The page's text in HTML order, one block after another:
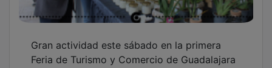
Gran actividad este sábado en la primera
Feria de Turismo y Comercio de Guadalajara